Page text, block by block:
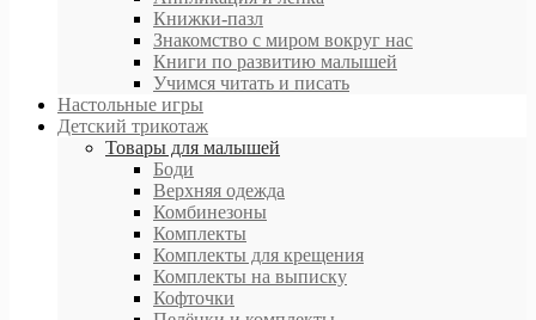
Книжки-пазл
Знакомство с миром вокруг нас
Книги по развитию малышей
Учимся читать и писать
Настольные игры
Детский трикотаж
Товары для малышей
Боди
Верхняя одежда
Комбинезоны
Комплекты
Комплекты для крещения
Комплекты на выписку
Кофточки